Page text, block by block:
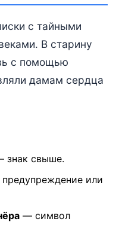
с тайными
В старину
с помощью
дамам сердца
свыше.
или
— символ